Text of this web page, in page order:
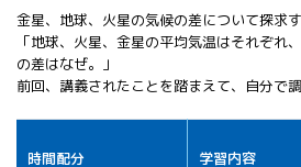
金星、地球、火星の気候の差について探求す
「地球、火星、金星の平均気温はそれぞ
の差はなぜ。」
前回、講義されたことを踏まえて、自分で調
時間配分 学習内容